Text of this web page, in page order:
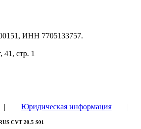
ИНН 7705133757.
41, стр. 1
Юридическая информация |
CVT 20.5 S01